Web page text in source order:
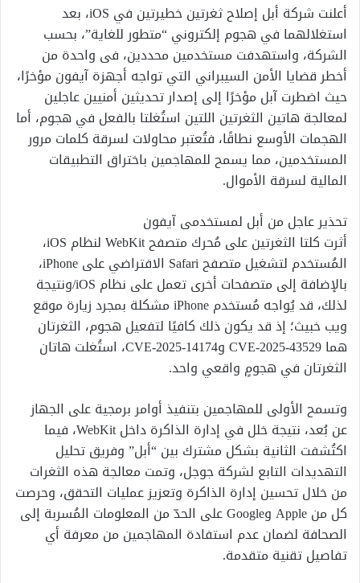
أعلنت شركة أبل إصلاح ثغرتين خطيرتين في iOS، بعد
استغلالهما في هجوم إلكتروني “متطور للغاية”، بحسب
الشركة، واستهدفت مستخدمين محددين، فى واحدة من
أخطر قضايا الأمن السيبراني التي تواجه أجهزة آيفون مؤخرًا،
حيث اضطرت آبل مؤخرًا إلى إصدار تحديثين أمنيين عاجلين
لمعالجة هاتين الثغرتين اللتين استُغلتا بالفعل في هجوم، أما
الهجمات الأوسع نطاقًا، فتُعتبر محاولات لسرقة كلمات مرور
المستخدمين، مما يسمح للمهاجمين باختراق التطبيقات
المالية لسرقة الأموال.
تحذير عاجل من أبل لمستخدمى آيفون
أثرت كلتا الثغرتين على مُحرك متصفح WebKit لنظام iOS،
المُستخدم لتشغيل متصفح Safari الافتراضي على iPhone،
بالإضافة إلى متصفحات أخرى تعمل على نظام iOS/ونتيجة
لذلك، قد يُواجه مُستخدم iPhone مشكلة بمجرد زيارة موقع
ويب خبيث؛ إذ قد يكون ذلك كافيًا لتفعيل هجوم، الثغرتان
هما CVE-2025-43529 وCVE-2025-14174، استُغلت هاتان
الثغرتان في هجومٍ واقعي واحد.
وتسمح الأولى للمهاجمين بتنفيذ أوامر برمجية على الجهاز
عن بُعد، نتيجة خلل في إدارة الذاكرة داخل WebKit، فيما
اكتُشفت الثانية بشكل مشترك بين “أبل” وفريق تحليل
التهديدات التابع لشركة جوجل، وتمت معالجة هذه الثغرات
من خلال تحسين إدارة الذاكرة وتعزيز عمليات التحقق، وحرصت
كل من Apple وGoogle على الحدّ من المعلومات المُسربة إلى
الصحافة لضمان عدم استفادة المهاجمين من معرفة أي
تفاصيل تقنية متقدمة.